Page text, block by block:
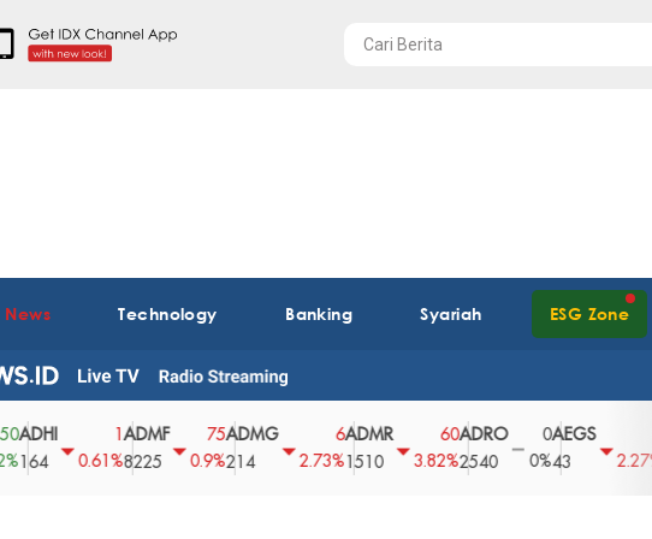
Technology Banking Syariah ESG Zone
0.61%
ADMF
8225
75
0.9%
ADMG
214
2.73%
ADMR
1510
60
3.82%
ADRO
2540
0
0%
AEGS
2.27% 2850